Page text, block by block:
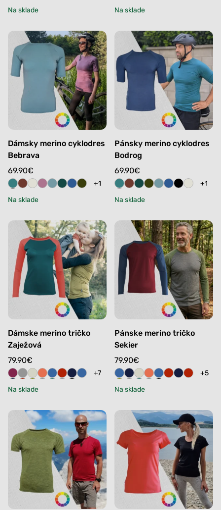
Na sklade
Na sklade
Dámsky merino cyklodres
Bebrava
69.90€
+1
Na sklade
Pánsky merino cyklodres
Bodrog
69.90€
+1
Na sklade
Dámske merino tričko
Zaježová
79.90€
+7
Na sklade
Pánske merino tričko
Sekier
79.90€
+5
Na sklade